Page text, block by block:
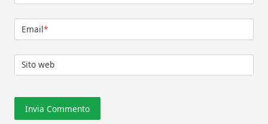
Email*
Sito web